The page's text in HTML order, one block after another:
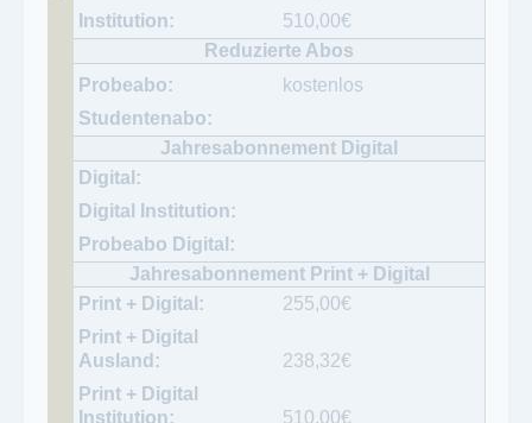
510,00€
kostenlos
255,00€
238,32€
510,00€